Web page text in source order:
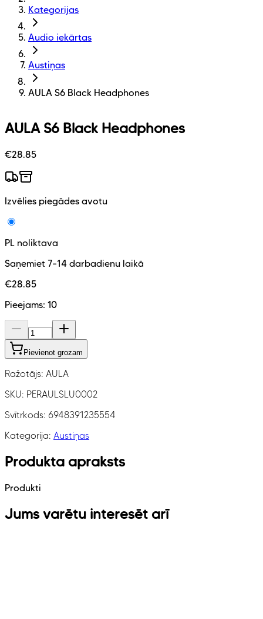
Kategorijas
Audio iekārtas
Austiņas
AULA S6 Black Headphones
AULA S6 Black Headphones
€28.85
Izvēlies piegādes avotu
PL noliktava
Saņemiet 7–14 darbadienu laikā
€28.85
Pieejams: 10
Pievienot grozam
Ražotājs: AULA
SKU: PERAULSLU0002
Svītrkods: 6948391235554
Kategorija: Austiņas
Produkta apraksts
Produkti
Jums varētu interesēt arī